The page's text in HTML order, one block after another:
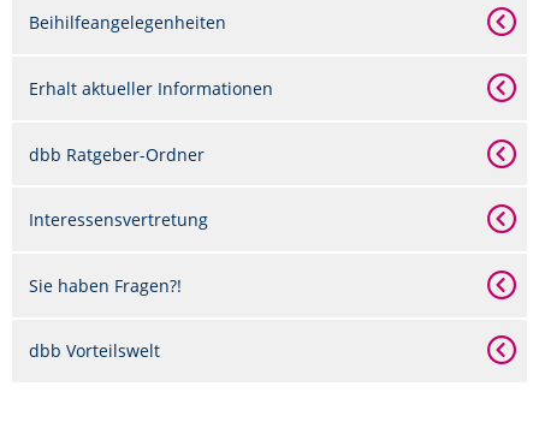
Beihilfeangelegenheiten
Erhalt aktueller Informationen
dbb Ratgeber-Ordner
Interessensvertretung
Sie haben Fragen?!
dbb Vorteilswelt